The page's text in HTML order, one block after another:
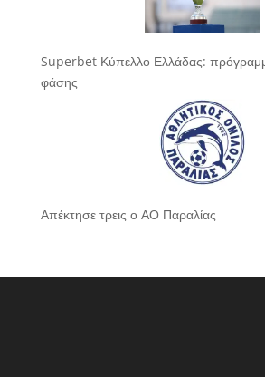
Superbet Κύπελλο Ελλάδας:
φάσης
Απέκτησε τρεις ο ΑΟ Παραλίας